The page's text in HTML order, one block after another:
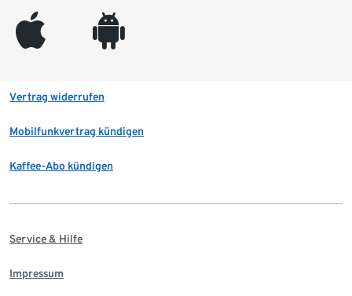
appleinc android
Vertrag widerrufen
Mobilfunkvertrag kündigen
Kaffee-Abo kündigen
Service & Hilfe
Impressum